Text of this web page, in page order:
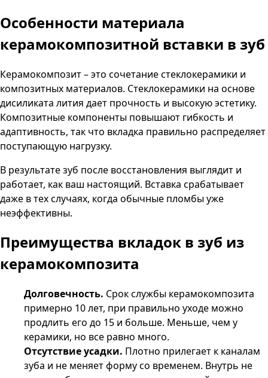
Особенности материала
керамокомпозитной вставки в зуб
Керамокомпозит – это сочетание стеклокерамики и
композитных материалов. Стеклокерамики на основе
дисиликата лития дает прочность и высокую эстетику.
Композитные компоненты повышают гибкость и
адаптивность, так что вкладка правильно распределяет
поступающую нагрузку.
В результате зуб после восстановления выглядит и
работает, как ваш настоящий. Вставка срабатывает
даже в тех случаях, когда обычные пломбы уже
неэффективны.
Преимущества вкладок в зуб из
керамокомпозита
Долговечность. Срок службы керамокомпозита
примерно 10 лет, при правильно уходе можно
продлить его до 15 и больше. Меньше, чем у
керамики, но все равно много.
Отсутствие усадки. Плотно прилегает к каналам
зуба и не меняет форму со временем. Внутрь не